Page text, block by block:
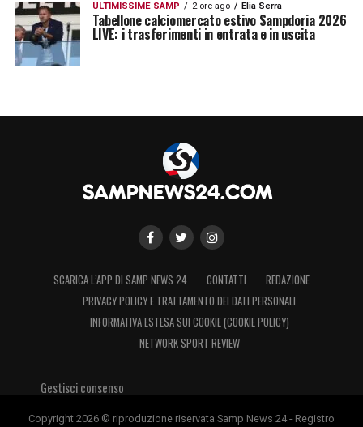
ULTIMISSIME SAMP 2 ore ago Elia Serra
Tabellone calciomercato estivo Sampdoria 2026
LIVE: i trasferimenti in entrata e in uscita
SCARICA L’APP DI SAMP NEWS 24 CONTATTI
REDAZIONE
PRIVACY POLICY E TRATTAMENTO DEI DATI PERSONALI
INFORMATIVA ESTESA SUI COOKIE (COOKIE POLICY)
NETWORK SPORT REVIEW
Gestisci consenso
Copyright 2026 © riproduzione riservata Samp News 24 - Registro